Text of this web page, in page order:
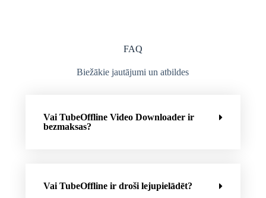
FAQ
Biežākie jautājumi un atbildes
Vai TubeOffline Video Downloader ir
bezmaksas?
Vai TubeOffline ir droši lejupielādēt?